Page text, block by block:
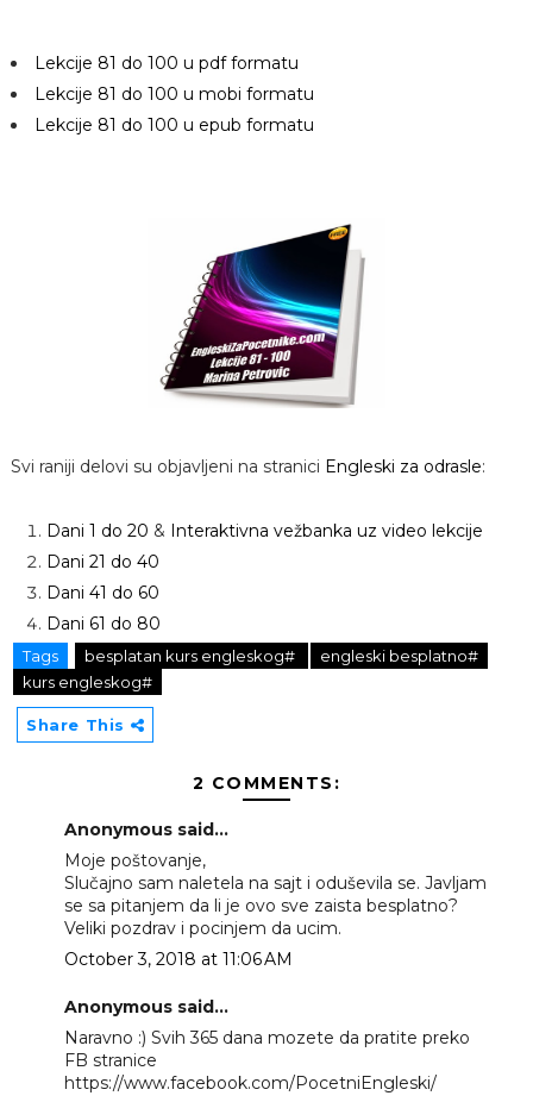
Lekcije 81 do 100 u pdf formatu
Lekcije 81 do 100 u mobi formatu
Lekcije 81 do 100 u epub formatu
Svi raniji delovi su objavljeni na stranici Engleski za odrasle:
Dani 1 do 20 & Interaktivna vežbanka uz video lekcije
Dani 21 do 40
Dani 41 do 60
Dani 61 do 80
Tags besplatan kurs engleskog#
engleski besplatno#
kurs engleskog#
Share This
2 COMMENTS:
Anonymous said...
Moje poštovanje,
Slučajno sam naletela na sajt i oduševila se. Javljam
se sa pitanjem da li je ovo sve zaista besplatno?
Veliki pozdrav i pocinjem da ucim.
October 3, 2018 at 11:06 AM
Anonymous said...
Naravno :) Svih 365 dana mozete da pratite preko
FB stranice
https://www.facebook.com/PocetniEngleski/